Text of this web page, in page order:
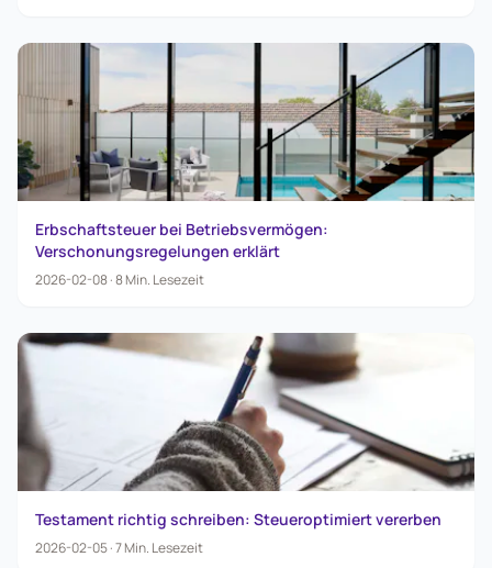
Erbschaftsteuer bei Betriebsvermögen:
Verschonungsregelungen erklärt
2026-02-08·8Min. Lesezeit
Testament richtig schreiben: Steueroptimiert vererben
2026-02-05·7Min. Lesezeit